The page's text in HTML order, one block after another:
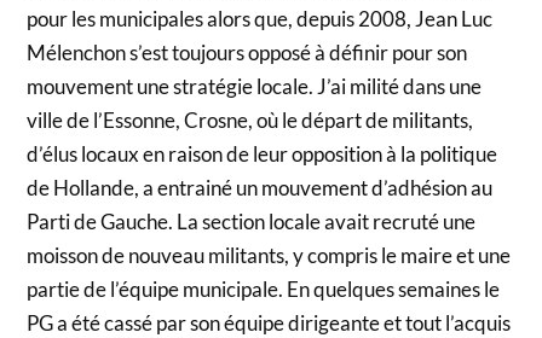
pour les municipales alors que, depuis 2008, Jean Luc
Mélenchon s’est toujours opposé à définir pour son
mouvement une stratégie locale. J’ai milité dans une
ville de l’Essonne, Crosne, où le départ de militants,
d’élus locaux en raison de leur opposition à la politique
de Hollande, a entrainé un mouvement d’adhésion au
Parti de Gauche. La section locale avait recruté une
moisson de nouveau militants, y compris le maire et une
partie de l’équipe municipale. En quelques semaines le
PG a été cassé par son équipe dirigeante et tout l’acquis